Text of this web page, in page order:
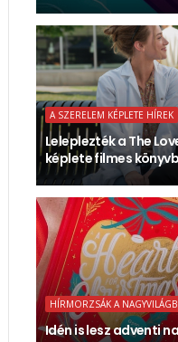
A SZERELEM KÉPLETE HÍREK
Leleplezték a The
képlete filmes
HÍRMORZSÁK A
Idén is lesz adventi